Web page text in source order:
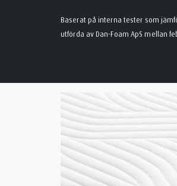
Baserat på interna tester som
utförda av Dan-Foam ApS mellan